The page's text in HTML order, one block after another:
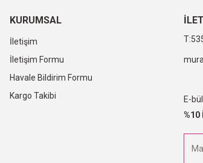
KURUMSAL
İletişim
İletişim Formu
Havale Bildirim Formu
Kargo Takibi
E-
%10